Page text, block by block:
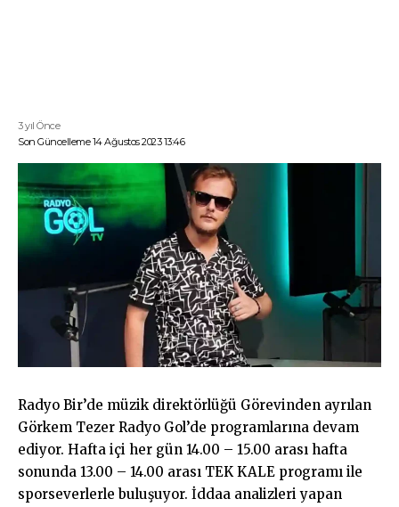
Son Güncelleme 14 Ağustos 2023 13:46
3 yıl Önce
Radyo Bir’de müzik direktörlüğü Görevinden ayrılan
Görkem Tezer Radyo Gol’de programlarına devam
ediyor. Hafta içi her gün 14.00 – 15.00 arası hafta
sonunda 13.00 – 14.00 arası TEK KALE programı ile
sporseverlerle buluşuyor. İddaa analizleri yapan